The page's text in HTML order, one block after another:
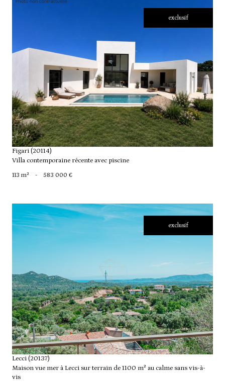
exclusif
voir le bien
Figari (20114)
Villa contemporaine récente avec piscine
113 m² - 583 000 €
exclusif
voir le bien
Lecci (20137)
Maison vue mer à Lecci sur terrain de 1100 m² au calme sans vis-à-
vis